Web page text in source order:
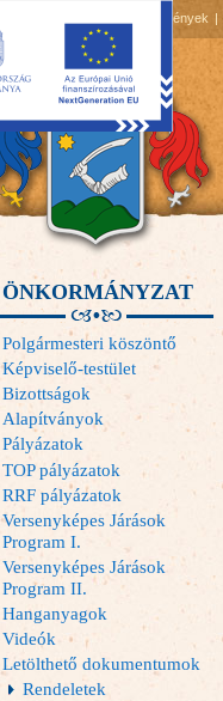
Események
ÖNKORMÁNYZAT
Polgármesteri köszöntő
Képviselő-testület
Bizottságok
Alapítványok
Pályázatok
TOP pályázatok
RRF pályázatok
Versenyképes Járások
Program I.
Versenyképes Járások
Program II.
Hanganyagok
Videók
Letölthető dokumentumok
Rendeletek